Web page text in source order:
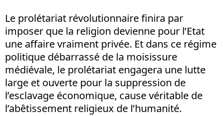
Le prolétariat révolutionnaire finira par
imposer que la religion devienne pour l’Etat
une affaire vraiment privée. Et dans ce régime
politique débarrassé de la moisissure
médiévale, le prolétariat engagera une lutte
large et ouverte pour la suppression de
l’esclavage économique, cause véritable de
l’abêtissement religieux de l’humanité.